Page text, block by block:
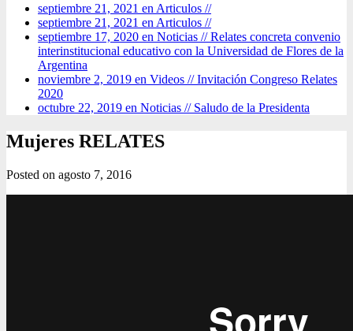
septiembre 21, 2021 en Articulos //
septiembre 21, 2021 en Articulos //
septiembre 17, 2020 en Noticias //Relates concreta convenio
interinstitucional educativo con la Universidad de Flores de la
Argentina
noviembre 2, 2019 en Videos //Invitación Congreso Relates
2020
octubre 22, 2019 en Noticias // Saludo de la Presidenta
Mujeres RELATES
Posted on agosto 7, 2016